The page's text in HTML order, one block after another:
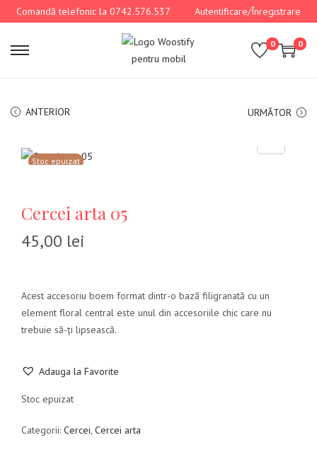
Comandă telefonic la 0742.576.537 Autentificare/Înregistrare
0 0
ANTERIOR URMĂTOR
Stoc epuizat
Cercei arta 05
45,00 lei
Acest accesoriu boem format dintr-o bază filigranată cu un
element floral central este unul din accesoriile chic care nu
trebuie să-ți lipsească.
Adauga la Favorite
Stoc epuizat
Categorii: Cercei Cercei arta